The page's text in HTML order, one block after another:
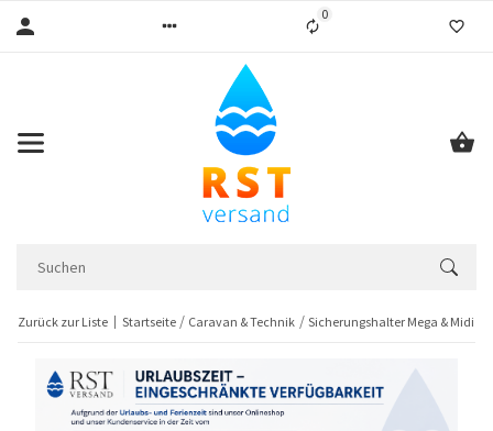
0Liste ist leer
Zurück zur Liste Startseite Caravan & Technik Sicherungshalter Mega & Midi